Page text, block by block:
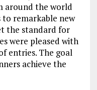
around the world
remarkable new
the standard for
were pleased with
entries. The goal
achieve the